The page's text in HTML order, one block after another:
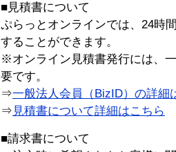
■見積書について
ぷらっとオンラインでは、24時
することができます。
※オンライン見積書発行には、
要です。
⇒一般法人会員（BizID）の詳細
⇒ 見積書について詳細はこちら
■請求書について